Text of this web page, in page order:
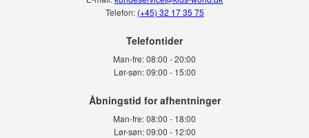
Telefon: (+45) 32 17 35 75
Telefontider
Man-fre:08:00 - 20:00
Lør-søn: 09:00 - 15:00
Man-fre:08:00 - 18:00
Lør-søn:09:00 - 12:00